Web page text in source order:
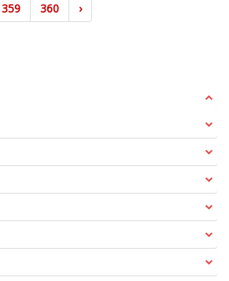
359 360 ›